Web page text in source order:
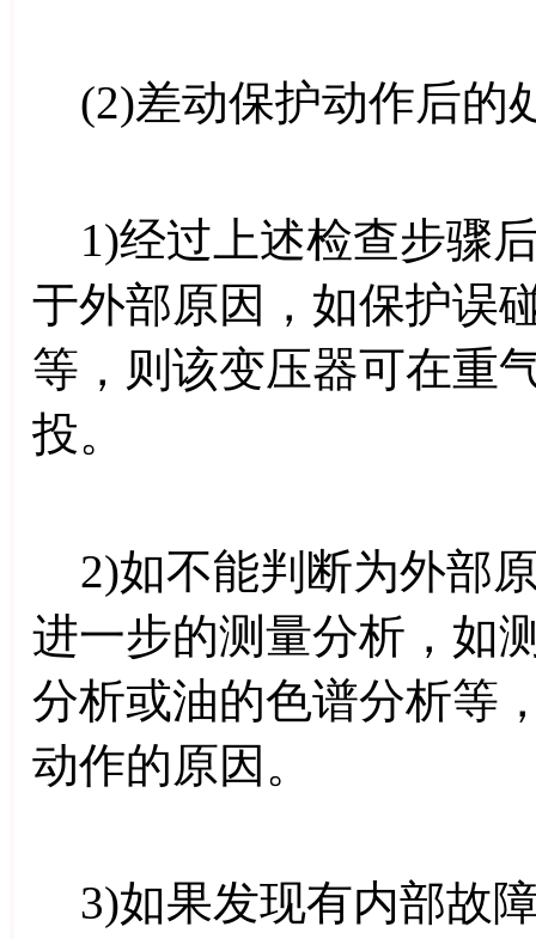
(2)差动保护动作后的
1)经过上述检查步骤
于外部原因，如保护误
等，则该变压器可在重
投。
2)如不能判断为外部
进一步的测量分析，如
分析或油的色谱分析等
动作的原因。
3)如果发现有内部故